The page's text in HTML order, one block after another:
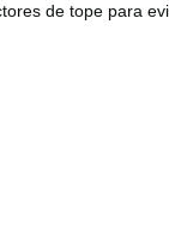
de tope para